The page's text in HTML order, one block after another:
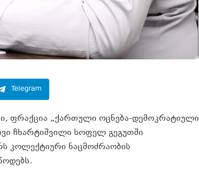
Telegram
ფრაქცია „ქართული ოცნება-დემოკრატიული
ჩხარტიშვილი სოფელ გეგუთში
კოლექტიური ნაცმოძრაობის